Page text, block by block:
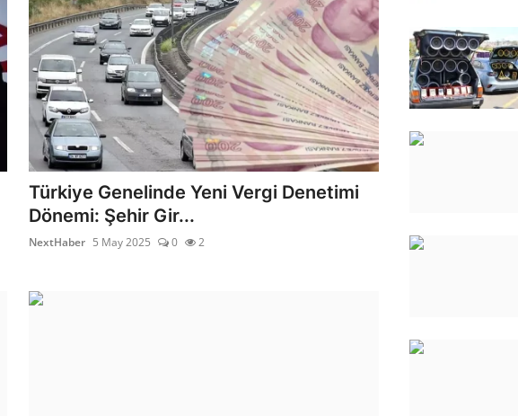
Türkiye Genelinde Yeni Vergi Denetimi
Dönemi: Şehir Gir...
NextHaber 5 May 2025 0 2